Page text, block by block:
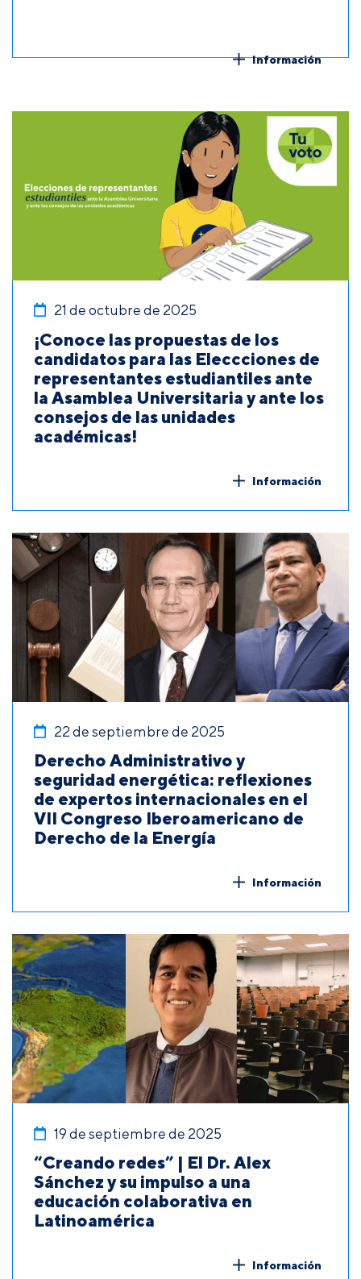
Información
21 de octubre de 2025
¡Conoce las propuestas de los
candidatos para las Eleccciones de
representantes estudiantiles ante
la Asamblea Universitaria y ante los
consejos de las unidades
académicas!
Información
22 de septiembre de 2025
Derecho Administrativo y
seguridad energética: reflexiones
de expertos internacionales en el
VII Congreso Iberoamericano de
Derecho de la Energía
Información
19 de septiembre de 2025
“Creando redes” | El Dr. Alex
Sánchez y su impulso a una
educación colaborativa en
Latinoamérica
Información